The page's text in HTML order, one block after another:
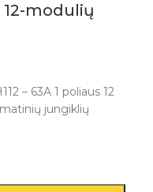
modulių
– 63A 1 poliaus 12
jungiklių